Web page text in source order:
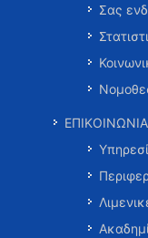
Σας
ΕΠΙΚΟΙΝΩΝΙΑ